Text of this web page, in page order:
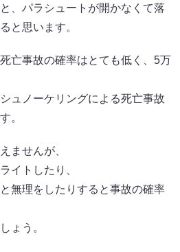
、パラシュートが開かなくて落
と思います。
亡事故の確率はとても低く、5万
ュノーケリングによる死亡事故
。
ませんが、
イトしたり、
無理をしたりすると事故の確率
ょう。